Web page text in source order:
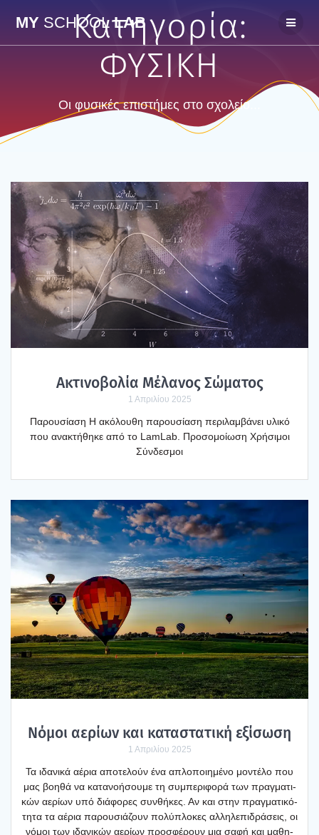
to
content
MY SCHOOLLAB
Κατηγορία:
ΦΥΣΙΚΗ
Οι φυσικές επιστήμες στο σχολείο...
Ακτι­νο­βο­λία Μέλα­νος Σώμα­τος
1 Απριλίου 2025
Παρου­σί­α­ση Η ακό­λου­θη παρου­σί­α­ση περι­λαμ­βά­νει υλι­κό
που ανα­κτή­θη­κε από το LamLab. Προ­σο­μοί­ω­ση Χρή­σι­μοι
Σύν­δε­σμοι
Νόμοι αερί­ων και κατα­στα­τι­κή εξί­σω­ση
1 Απριλίου 2025
Τα ιδα­νι­κά αέρια απο­τε­λούν ένα απλο­ποι­η­μέ­νο μοντέ­λο που
μας βοη­θά να κατα­νο­ή­σου­με τη συμπε­ρι­φο­ρά των πραγ­μα­τι­
κών αερί­ων υπό διά­φο­ρες συν­θή­κες. Αν και στην πραγ­μα­τι­κό­
τη­τα τα αέρια παρου­σιά­ζουν πολύ­πλο­κες αλλη­λε­πι­δρά­σεις, οι
νόμοι των ιδα­νι­κών αερί­ων προ­σφέ­ρουν μια σαφή και μαθη­